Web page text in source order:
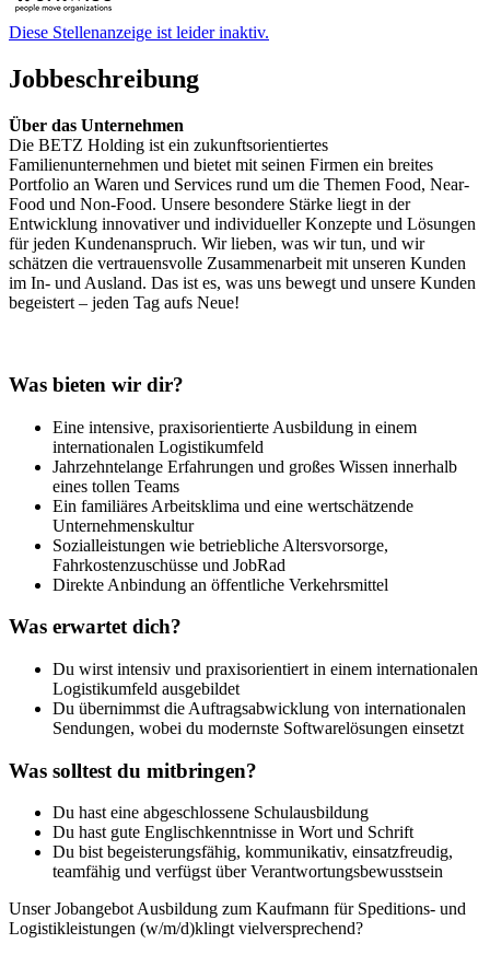
Diese Stellenanzeige ist leider inaktiv.
Jobbeschreibung
Über das Unternehmen
Die BETZ Holding ist ein zukunftsorientiertes
Familienunternehmen und bietet mit seinen Firmen ein breites
Portfolio an Waren und Services rund um die Themen Food, Near-
Food und Non-Food. Unsere besondere Stärke liegt in der
Entwicklung innovativer und individueller Konzepte und Lösungen
für jeden Kundenanspruch. Wir lieben, was wir tun, und wir
schätzen die vertrauensvolle Zusammenarbeit mit unseren Kunden
im In- und Ausland. Das ist es, was uns bewegt und unsere Kunden
begeistert – jeden Tag aufs Neue!
Was bieten wir dir?
Eine intensive, praxisorientierte Ausbildung in einem
internationalen Logistikumfeld
Jahrzehntelange Erfahrungen und großes Wissen innerhalb
eines tollen Teams
Ein familiäres Arbeitsklima und eine wertschätzende
Unternehmenskultur
Sozialleistungen wie betriebliche Altersvorsorge,
Fahrkostenzuschüsse und JobRad
Direkte Anbindung an öffentliche Verkehrsmittel
Was erwartet dich?
Du wirst intensiv und praxisorientiert in einem internationalen
Logistikumfeld ausgebildet
Du übernimmst die Auftragsabwicklung von internationalen
Sendungen, wobei du modernste Softwarelösungen einsetzt
Was solltest du mitbringen?
Du hast eine abgeschlossene Schulausbildung
Du hast gute Englischkenntnisse in Wort und Schrift
Du bist begeisterungsfähig, kommunikativ, einsatzfreudig,
teamfähig und verfügst über Verantwortungsbewusstsein
Unser Jobangebot Ausbildung zum Kaufmann für Speditions- und
Logistikleistungen (w/m/d)klingt vielversprechend?